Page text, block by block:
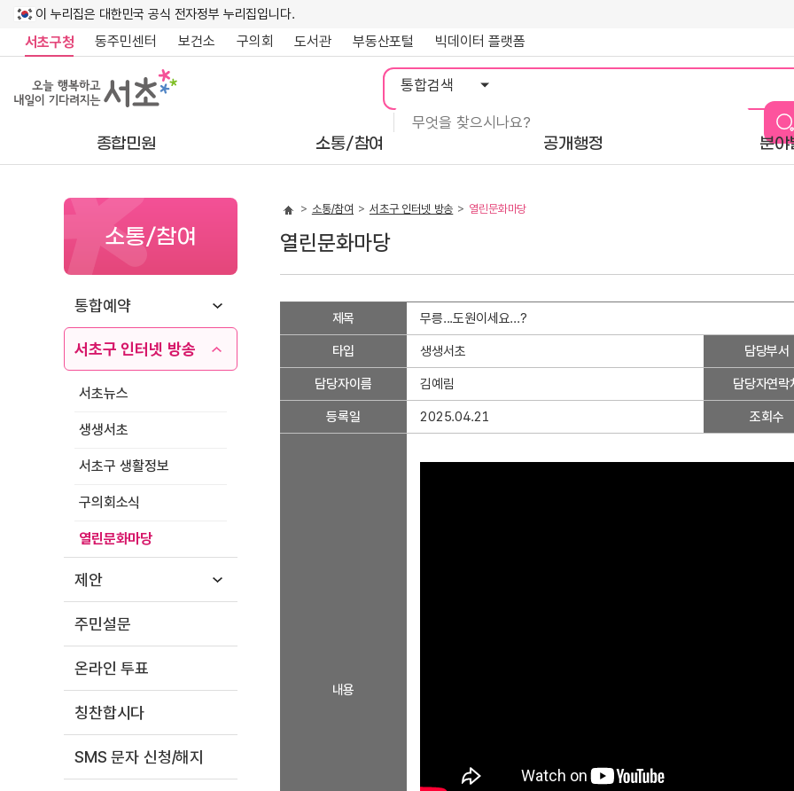
이 누리집은 대한민국 공식 전자정부 누리집입니다.
서초구청 동주민센터 보건소 구의회 도서관 부동산포털 빅데이터 플랫폼
통
합
검
색
종합민원 소통/참여 공개행정 분야
소통/참여
통합예약
서초구 인터넷 방송
서초뉴스
생생서초
서초구 생활정보
구의회소식
열린문화마당
제안
주민설문
온라인 투표
칭찬합시다
SMS 문자 신청/해지
소통/참여 서초구 인터넷 방송 열린문화마당
열린문화마당
릉
.
제목 무릉...도원이세요...?
타입 생생서초 담당부서
담당자이름 김예림 담당자연락
등록일 2025.04.21 조회수
내용